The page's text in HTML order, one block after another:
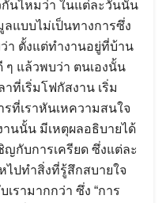
กันไหมว่า ในแต่ละวันนั้น
ลแบบไม่เป็นทางการซึ่ง
า ตั้งแต่ทำงานอยู่ที่บ้าน
ๆ แล้วพบว่า ตนเองนั้น
ที่เริ่มโฟกัสงาน เริ่ม
ที่เราหันเหความสนใจ
นนั้น มีเหตุผลอธิบายได้
ญกับการเครียด ซึ่งแต่ละ
ไปทำสิ่งที่รู้สึกสบายใจ
รามากกว่า ซึ่ง “การ